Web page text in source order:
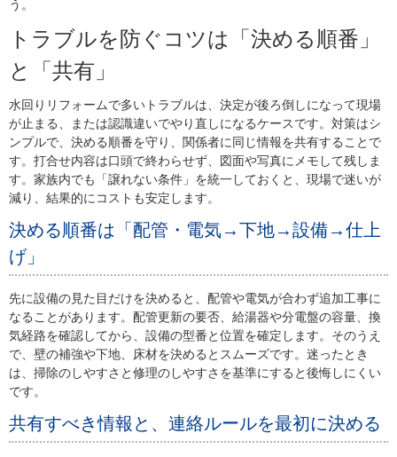
う。
トラブルを防ぐコツは「決める順番」
と「共有」
水回りリフォームで多いトラブルは、決定が後ろ倒しになって現場
が止まる、または認識違いでやり直しになるケースです。対策はシ
ンプルで、決める順番を守り、関係者に同じ情報を共有することで
す。打合せ内容は口頭で終わらせず、図面や写真にメモして残しま
す。家族内でも「譲れない条件」を統一しておくと、現場で迷いが
減り、結果的にコストも安定します。
決める順番は「配管・電気→下地→設備→仕上
げ」
先に設備の見た目だけを決めると、配管や電気が合わず追加工事に
なることがあります。配管更新の要否、給湯器や分電盤の容量、換
気経路を確認してから、設備の型番と位置を確定します。そのうえ
で、壁の補強や下地、床材を決めるとスムーズです。迷ったとき
は、掃除のしやすさと修理のしやすさを基準にすると後悔しにくい
です。
共有すべき情報と、連絡ルールを最初に決める